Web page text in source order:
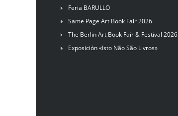
Feria BARULLO
Same Page Art Book Fair 2026
The Berlin Art Book Fair & Festival 2026
Exposición «Isto Não São Livros»